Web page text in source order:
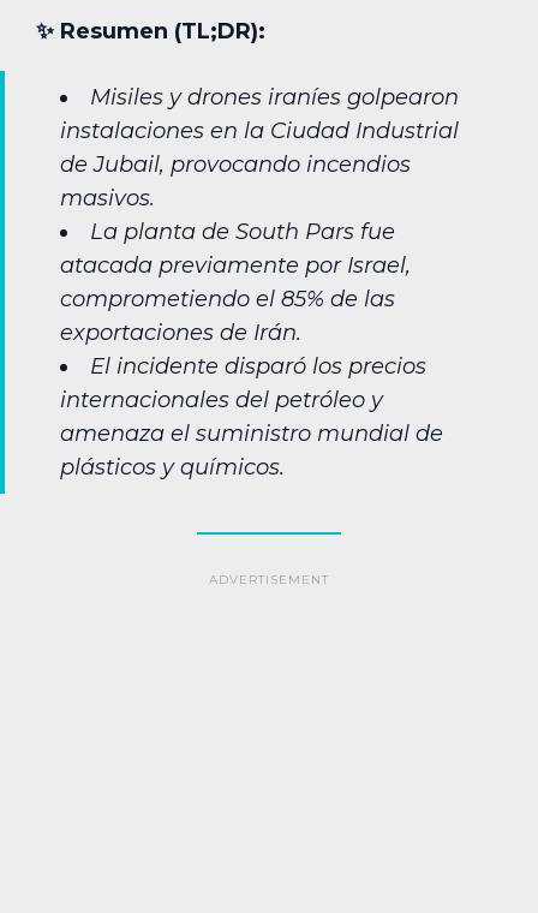
✨︎ Resumen (TL;DR):
Misiles y drones iraníes golpearon
instalaciones en la Ciudad Industrial
de Jubail, provocando incendios
masivos.
La planta de South Pars fue
atacada previamente por Israel,
comprometiendo el 85% de las
exportaciones de Irán.
El incidente disparó los precios
internacionales del petróleo y
amenaza el suministro mundial de
plásticos y químicos.